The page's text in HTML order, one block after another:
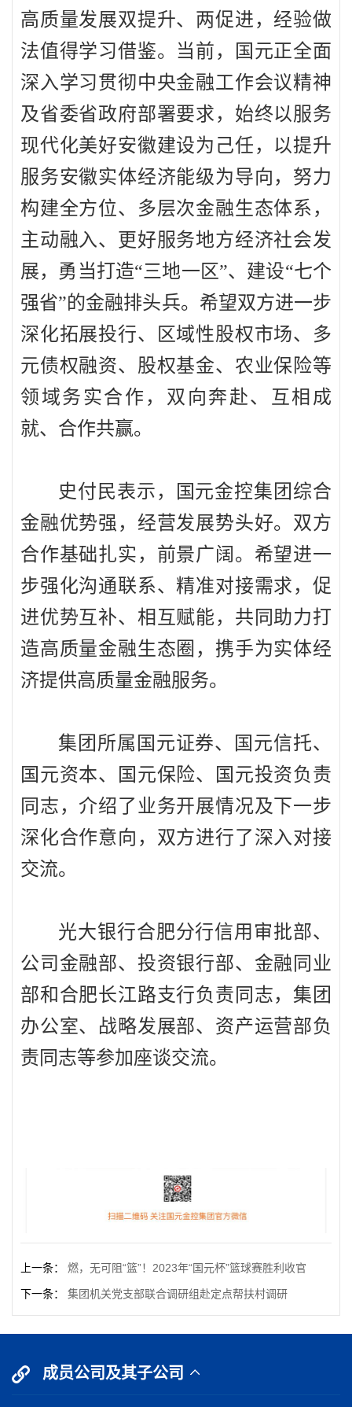
高质量发展双提升、两促进，经验做
法值得学习借鉴。当前，国元正全面
深入学习贯彻中央金融工作会议精神
及省委省政府部署要求，始终以服务
现代化美好安徽建设为己任，以提升
服务安徽实体经济能级为导向，努力
构建全方位、多层次金融生态体系，
主动融入、更好服务地方经济社会发
展，勇当打造“三地一区”、建设“七个
强省”的金融排头兵。希望双方进一步
深化拓展投行、区域性股权市场、多
元债权融资、股权基金、农业保险等
领域务实合作，双向奔赴、互相成
就、合作共赢。
史付民表示，国元金控集团综合
金融优势强，经营发展势头好。双方
合作基础扎实，前景广阔。希望进一
步强化沟通联系、精准对接需求，促
进优势互补、相互赋能，共同助力打
造高质量金融生态圈，携手为实体经
济提供高质量金融服务。
集团所属国元证券、国元信托、
国元资本、国元保险、国元投资负责
同志，介绍了业务开展情况及下一步
深化合作意向，双方进行了深入对接
交流。
光大银行合肥分行信用审批部、
公司金融部、投资银行部、金融同业
部和合肥长江路支行负责同志，集团
办公室、战略发展部、资产运营部负
责同志等参加座谈交流。
上一条： 燃，无可阻“篮”！2023年“国元杯”篮球赛胜利收官
下一条： 集团机关党支部联合调研组赴定点帮扶村调研
成员公司及其子公司